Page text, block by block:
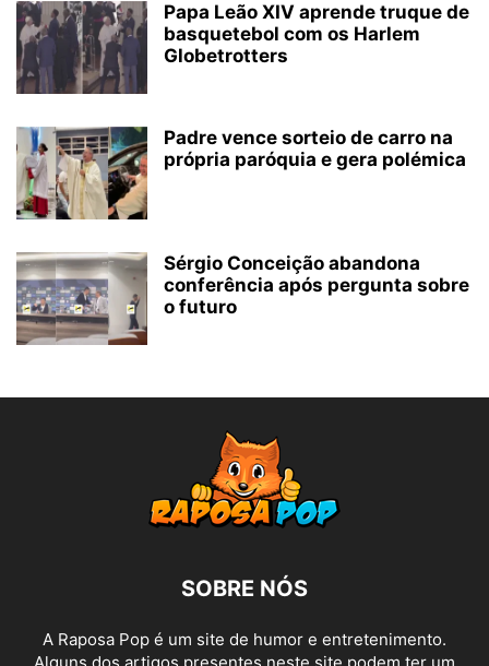
Papa Leão XIV aprende truque de
basquetebol com os Harlem
Globetrotters
Padre vence sorteio de carro na
própria paróquia e gera polémica
Sérgio Conceição abandona
conferência após pergunta sobre
o futuro
SOBRE NÓS
A Raposa Pop é um site de humor e entretenimento.